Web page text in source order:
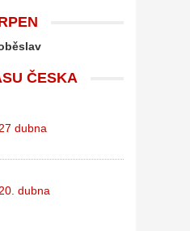
ČESKA
dubna
dubna